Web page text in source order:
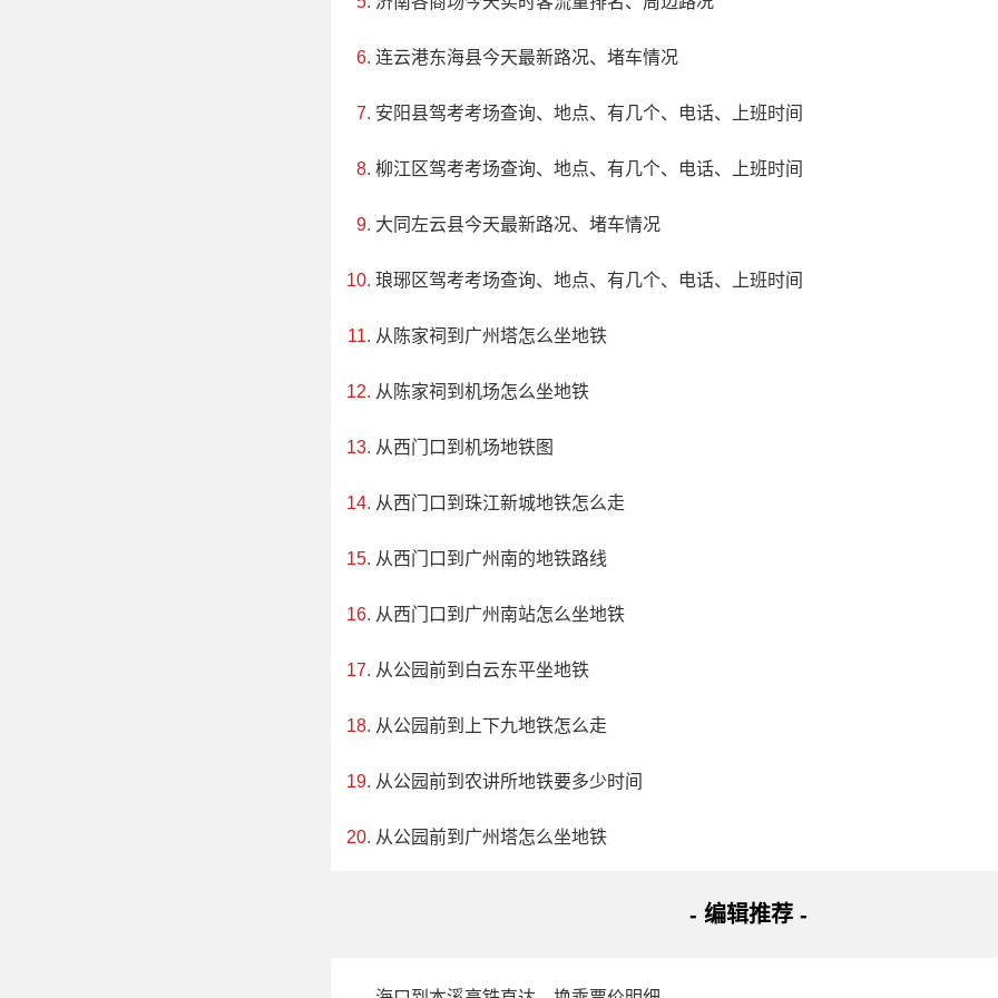
4、沈阳森林动物园
地址：辽宁省沈阳市浑南区棋盘山风景区内
沈阳森林动物园位于棋盘山风景区内，是沈阳市唯一一家展出多种野生动物的
青少年科普教育基地和丹顶鹤人工繁育科研基地。2013年开始对园区进行整体改造
密林幽谷、水禽湖、灵长馆等景点，感受大自然和野生动物的美妙。
连云港东海县今天最新路况、堵车情况
安阳县驾考考场查询、地点、有几个、电话、上班时间
柳江区驾考考场查询、地点、有几个、电话、上班时间
大同左云县今天最新路况、堵车情况
琅琊区驾考考场查询、地点、有几个、电话、上班时间
从陈家祠到广州塔怎么坐地铁
从陈家祠到机场怎么坐地铁
从西门口到机场地铁图
从西门口到珠江新城地铁怎么走
从西门口到广州南的地铁路线
从西门口到广州南站怎么坐地铁
从公园前到白云东平坐地铁
从公园前到上下九地铁怎么走
从公园前到农讲所地铁要多少时间
从公园前到广州塔怎么坐地铁
- 编辑推荐 -